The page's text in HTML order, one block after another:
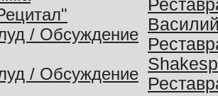
/ Обсуждение
/ Обсуждение